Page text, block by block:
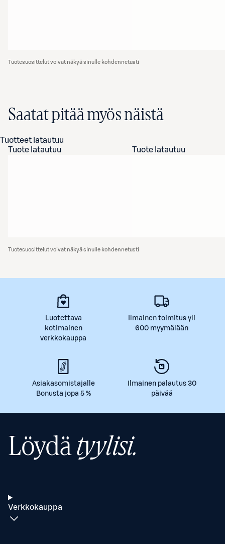
Tuotesuosittelut voivat näkyä sinulle kohdennetusti
Saatat pitää myös näistä
Tuotteet latautuu
Tuote latautuu
Tuote latautuu
Tuotesuosittelut voivat näkyä sinulle kohdennetusti
Luotettava
kotimainen
verkkokauppa
Ilmainen toimitus yli
600 myymälään
Asiakasomistajalle
Bonusta jopa 5 %
Ilmainen palautus 30
päivää
Löydätyylisi.
Verkkokauppa